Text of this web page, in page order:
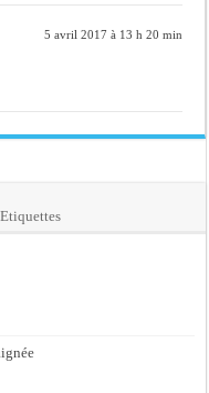
5 avril 2017 à 13 h 20 min
Etiquettes